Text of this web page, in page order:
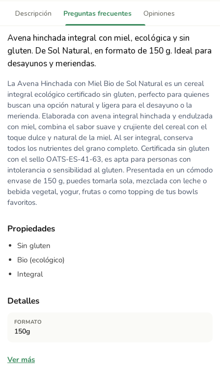
Descripción Preguntas frecuentes Opiniones
Avena hinchada integral con miel, ecológica y sin
gluten. De Sol Natural, en formato de 150 g. Ideal para
desayunos y meriendas.
La Avena Hinchada con Miel Bio de Sol Natural es un cereal
integral ecológico certificado sin gluten, perfecto para quienes
buscan una opción natural y ligera para el desayuno o la
merienda. Elaborada con avena integral hinchada y endulzada
con miel, combina el sabor suave y crujiente del cereal con el
toque dulce y natural de la miel. Al ser integral, conserva
todos los nutrientes del grano completo. Certificada sin gluten
con el sello OATS-ES-41-63, es apta para personas con
intolerancia o sensibilidad al gluten. Presentada en un cómodo
envase de 150 g, puedes tomarla sola, mezclada con leche o
bebida vegetal, yogur, frutas o como topping de tus bowls
favoritos.
Propiedades
Sin gluten
Bio (ecológico)
Integral
Detalles
FORMATO
150g
Ingredientes
Ver más